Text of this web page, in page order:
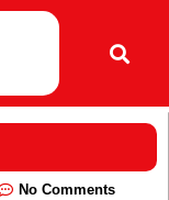
No Comments